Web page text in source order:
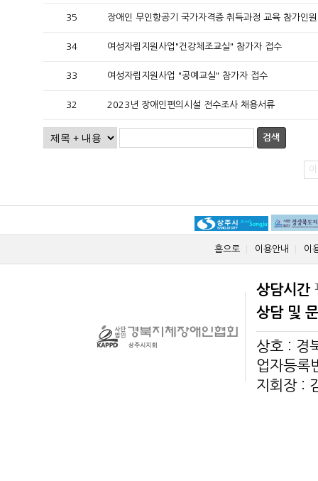
35 장애인 무인항공기 국가자격증 취득과정 교육 참가인
34 여성자립지원사업"건강체조교실" 참가자 접수
33 여성자립지원사업 "공예교실" 참가자 접수
32 2023년 장애인편의시설 전수조사 채용서류
검색
홈으로 이용안내 이
상담시간
상담 및
상호 : 경
업자등
지회장 :